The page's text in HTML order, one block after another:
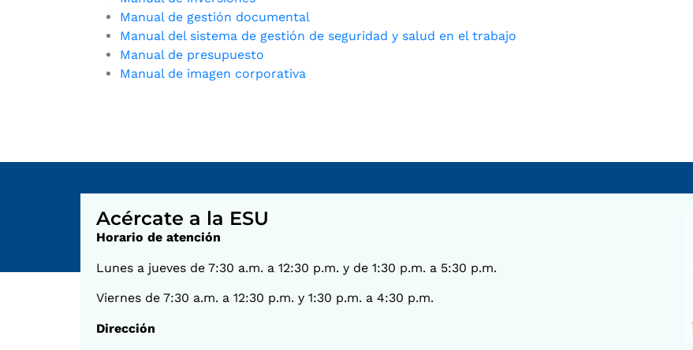
Manual de gestión documental
Manual del sistema de gestión de seguridad y salud en el trabajo
Manual de presupuesto
Manual de imagen corporativa
Acércate a la ESU
Horario de atención
Lunes a jueves de 7:30 a.m. a 12:30 p.m. y de 1:30 p.m. a 5:30 p.m.
Viernes de 7:30 a.m. a 12:30 p.m. y 1:30 p.m. a 4:30 p.m.
Dirección